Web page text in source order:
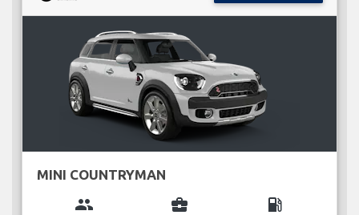
MINI COUNTRYMAN
group business_center local_gas_station